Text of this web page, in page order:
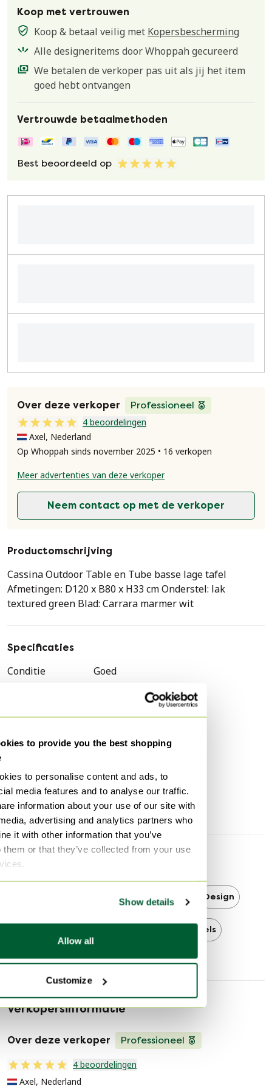
to provide you the best shopping
to personalise content and ads, to
media features and to analyse our traffic.
information about your use of our site with
advertising and analytics partners who
it with other information that you’ve
them or that they’ve collected from your use
Show details
Allow all
Customize
Koop met vertrouwen
Koop & betaal veilig met Kopersbescherming
Alle designeritems door Whoppah gecureerd
We betalen de verkoper pas uit als jij het item
goed hebt ontvangen
Vertrouwde betaalmethoden
Best beoordeeld op
Over deze verkoper
Professioneel
4 beoordelingen
Axel, Nederland
Op Whoppah sinds november 2025 • 16 verkopen
Meer advertenties van deze verkoper
Neem contact op met de verkoper
Productomschrijving
Cassina Outdoor Table en Tube basse lage tafel
Afmetingen: D120 x B80 x H33 cm Onderstel: lak
textured green Blad: Carrara marmer wit
Specificaties
Conditie
Goed
Merk
Cassina
Breedte
80 cm
Diepte
120 cm
Cassina Salontafels Design
Salontafels
Verkopersinformatie
Over deze verkoper Professioneel
4 beoordelingen
Axel, Nederland